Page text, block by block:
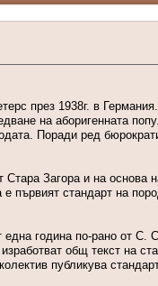
през 1938г. в
на аборигенната
Поради ред
Загора и на
първият стандарт на
една година по-рано от
общ текст на
публикува